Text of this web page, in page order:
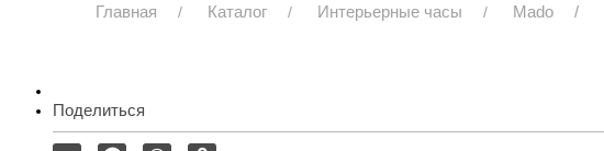
Главная Каталог Интерьерные часы Mado
Поделиться